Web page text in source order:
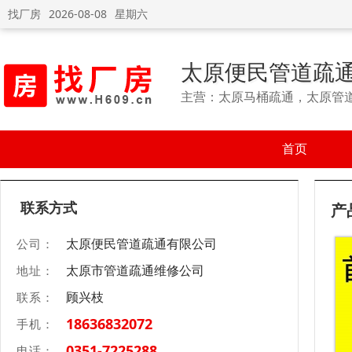
找厂房 2026-08-08 星期六
太原便民管道疏
主营：太原马桶疏通，太原管
首页
联系方式
公司： 太原便民管道疏通有限公司
地址： 太原市管道疏通维修公司
联系： 顾兴枝
手机： 18636832072
产